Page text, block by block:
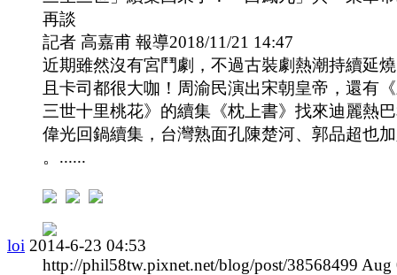
再談
記者 高嘉甫 報導2018/11/21 14:47
近期雖然沒有宮鬥劇，不過古裝劇熱潮持續延
且卡司都很大咖！周渝民演出宋朝皇帝，還有
三世十里桃花》的續集《枕上書》找來迪麗熱
偉光回鍋續集，台灣熟面孔陳楚河、郭品超也
。......
loi 2014-6-23 04:53
http://phil58tw.pixnet.net/blog/post/38568499 Aug